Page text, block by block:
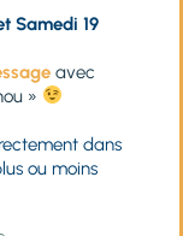
Samedi 19
avec
»
dans
ou moins